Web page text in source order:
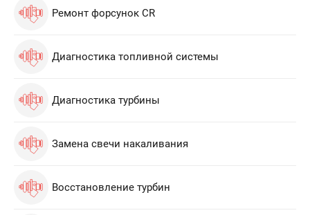
Ремонт форсунок CR
Диагностика топливной системы
Диагностика турбины
Замена свечи накаливания
Восстановление турбин